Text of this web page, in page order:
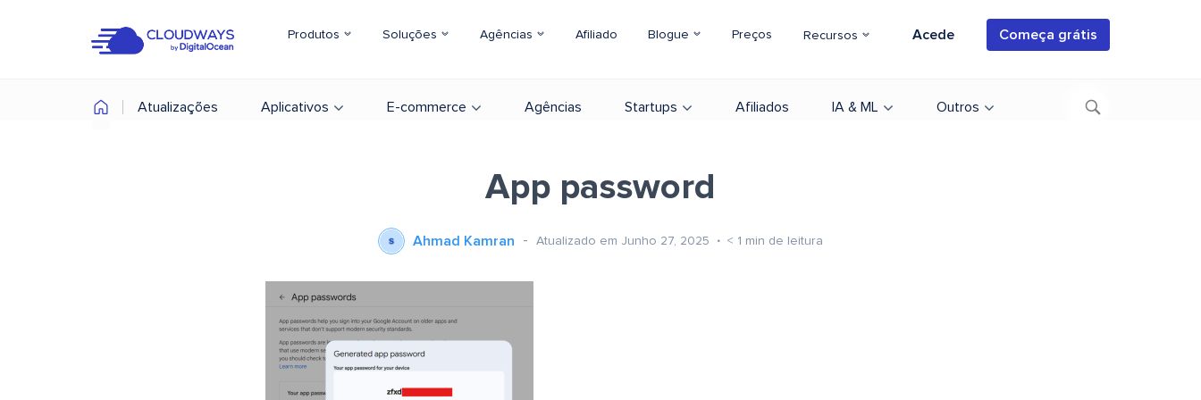
Produtos Soluções Agências Afiliado Blogue Preços Recursos Acede Começa grátis
Atualizações Aplicativos E-commerce Agências Startups Afiliados IA & ML Outros
App password
Ahmad Kamran Atualizado em Junho 27, 2025 < 1 min de leitura